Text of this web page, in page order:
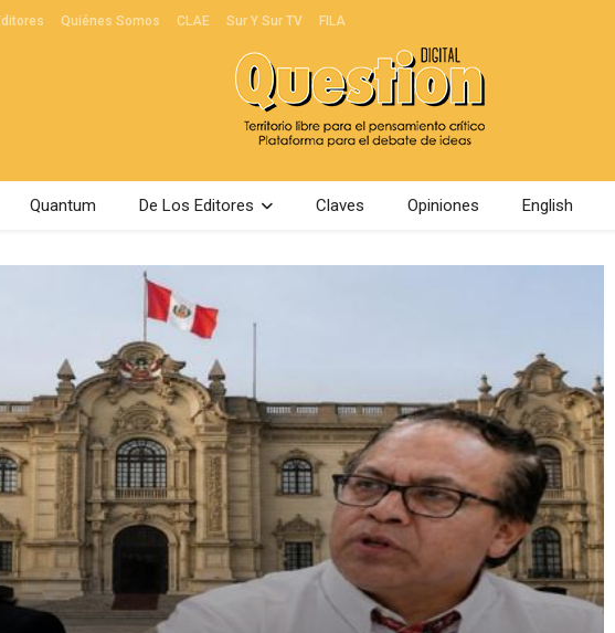
Quiénes Somos CLAE Sur Y Sur TV FILA
Quantum De Los Editores Claves Opiniones English